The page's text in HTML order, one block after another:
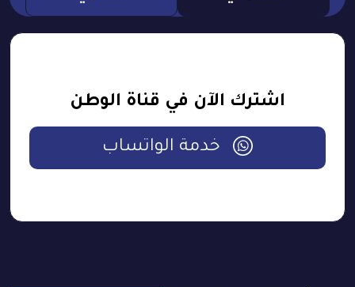
اشترك الآن في قناة الوطن
خدمة الواتساب